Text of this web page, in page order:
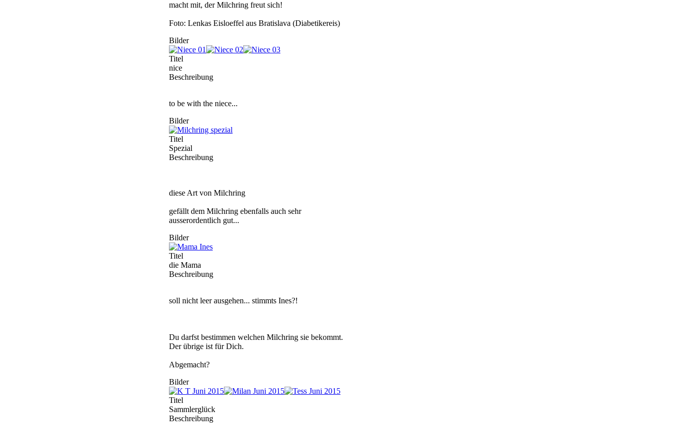
macht mit, der Milchring freut sich!
Foto: Lenkas Eisloeffel aus Bratislava (Diabetikereis)
Bilder
Titel
nice
Beschreibung
to be with the niece...
Bilder
Titel
Spezial
Beschreibung
diese Art von Milchring
gefällt dem Milchring ebenfalls auch sehr
ausserordentlich gut...
Bilder
Titel
die Mama
Beschreibung
soll nicht leer ausgehen... stimmts Ines?!
Du darfst bestimmen welchen Milchring sie bekommt.
Der übrige ist für Dich.
Abgemacht?
Bilder
Titel
Sammlerglück
Beschreibung